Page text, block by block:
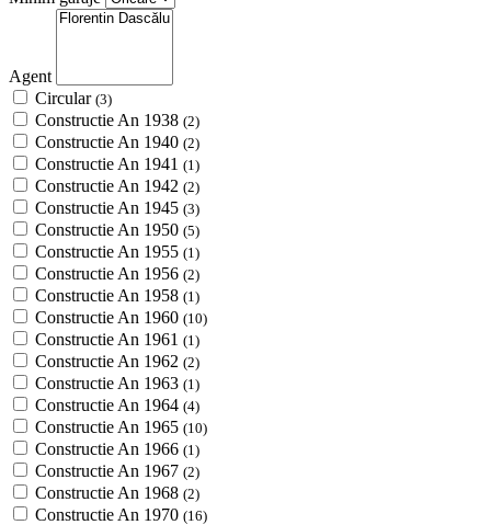
Agent
Circular (3)
Constructie An 1938 (2)
Constructie An 1940 (2)
Constructie An 1941 (1)
Constructie An 1942 (2)
Constructie An 1945 (3)
Constructie An 1950 (5)
Constructie An 1955 (1)
Constructie An 1956 (2)
Constructie An 1958 (1)
Constructie An 1960 (10)
Constructie An 1961 (1)
Constructie An 1962 (2)
Constructie An 1963 (1)
Constructie An 1964 (4)
Constructie An 1965 (10)
Constructie An 1966 (1)
Constructie An 1967 (2)
Constructie An 1968 (2)
Constructie An 1970 (16)